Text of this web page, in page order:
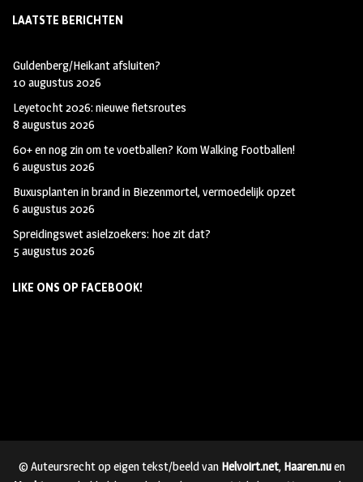
LAATSTE BERICHTEN
Guldenberg/Heikant afsluiten?
10 augustus 2026
Leyetocht 2026: nieuwe fietsroutes
8 augustus 2026
60+ en nog zin om te voetballen? Kom Walking Footballen!
6 augustus 2026
Buxusplanten in brand in Biezenmortel, vermoedelijk opzet
6 augustus 2026
Spreidingswet asielzoekers: hoe zit dat?
5 augustus 2026
LIKE ONS OP FACEBOOK!
© Auteursrecht op eigen tekst/beeld van Helvoirt.net, Haaren.nuen